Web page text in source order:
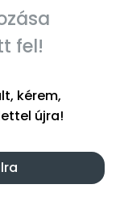
fel!
kérem,
újra!